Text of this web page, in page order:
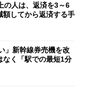
の人は、返済を3～6
額してから返済する手
」新幹線券売機を改
く「駅での最短1分